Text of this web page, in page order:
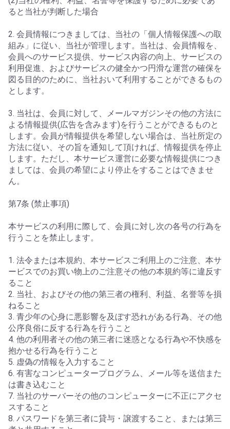
ると当社が判断した場合
2. 会員情報につきましては、当社の「個人情報保護への取
組み」に従い、当社が管理します。当社は、会員情報を、
会員へのサービス提供、サービス内容の向上、サービスの
利用促進、およびサービスの健全かつ円滑な運営の確保を
図る目的のために、当社おいて利用することができるもの
とします。
3. 当社は、会員に対して、メールマガジンその他の方法に
よる情報提供(広告を含みます)を行うことができるものと
します。会員が情報提供を希望しない場合は、当社所定の
方法に従い、その旨を通知して頂ければ、情報提供を停止
します。ただし、本サービス運営に必要な情報提供につき
ましては、会員の希望により停止をすることはできませ
ん。
第7条 (禁止事項)
本サービスの利用に際して、会員に対し次の各号の行為を
行うことを禁止します。
1. 法令または本規約、本サービスご利用上のご注意、本サ
ービスでのお買い物上のご注意その他の本規約等に違反す
ること
2. 当社、およびその他の第三者の権利、利益、名誉等を損
ねること
3. 青少年の心身に悪影響を及ぼす恐れがある行為、その他
公序良俗に反する行為を行うこと
4. 他の利用者その他の第三者に迷惑となる行為や不快感を
抱かせる行為を行うこと
5. 虚偽の情報を入力すること
6. 有害なコンピュータープログラム、メール等を送信また
は書き込むこと
7. 当社のサーバーその他のコンピューターに不正にアクセ
スすること
8. パスワードを第三者に貸与・譲渡すること、または第三